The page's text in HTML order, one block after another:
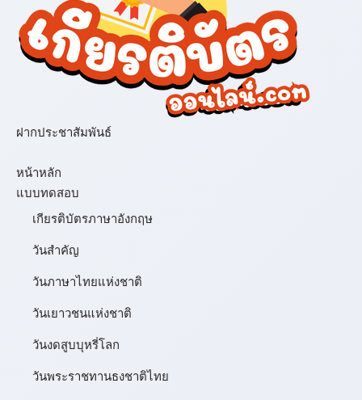
ฝากประชาสัมพันธ์
หน้าหลัก
แบบทดสอบ
เกียรติบัตรภาษาอังกฤษ
วันสำคัญ
วันภาษาไทยแห่งชาติ
วันเยาวชนแห่งชาติ
วันงดสูบบุหรี่โลก
วันพระราชทานธงชาติไทย